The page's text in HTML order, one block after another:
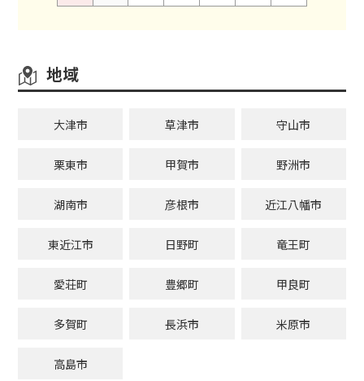
地域
大津市 草津市 守山市
栗東市 甲賀市 野洲市
湖南市 彦根市 近江八幡市
東近江市 日野町 竜王町
愛荘町 豊郷町 甲良町
多賀町 長浜市 米原市
高島市